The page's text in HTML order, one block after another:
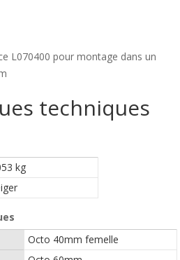
L070400 pour montage dans un
techniques
kg
Octo 40mm femelle